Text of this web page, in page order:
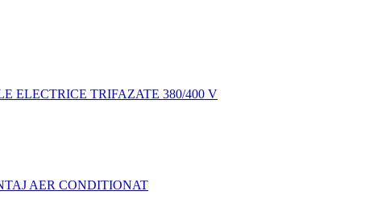
ELECTRICE TRIFAZATE 380/400 V
AER CONDITIONAT